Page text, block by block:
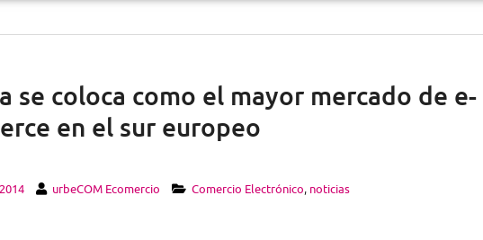
se coloca como el mayor mercado de e-
en el sur europeo
urbeCOM Ecomercio Comercio Electrónico, noticias